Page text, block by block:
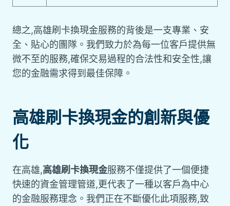
總之,高雄刷卡換現金服務的背後是一支專業、安
全、貼心的團隊。我們致力於為每一位客戶提供無
微不至的服務,確保交易過程的合法性和安全性,讓
您的金融需求得到最佳保障。
高雄刷卡換現金的創新與優
化
在高雄,高雄刷卡換現金服務不僅提供了一個便捷
快速的資金管理管道,更代表了一種以客戶為中心
的金融服務理念。我們正在不斷優化此項服務,致